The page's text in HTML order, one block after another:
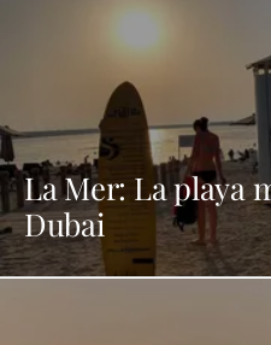
La Mer: La playa
Dubai